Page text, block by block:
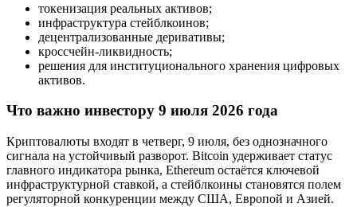
токенизация реальных активов;
инфраструктура стейблкоинов;
децентрализованные деривативы;
кроссчейн-ликвидность;
решения для институционального хранения цифровых
активов.
Что важно инвестору 9 июля 2026 года
Криптовалюты входят в четверг, 9 июля, без однозначного
сигнала на устойчивый разворот. Bitcoin удерживает статус
главного индикатора рынка, Ethereum остаётся ключевой
инфраструктурной ставкой, а стейблкоины становятся полем
регуляторной конкуренции между США, Европой и Азией.